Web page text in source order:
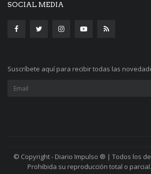
SOCIAL MEDIA
Suscríbete aquí para recibir todas las
© Copyright - Diario Impulso ® | Todos los
Prohibida su reproducción total o